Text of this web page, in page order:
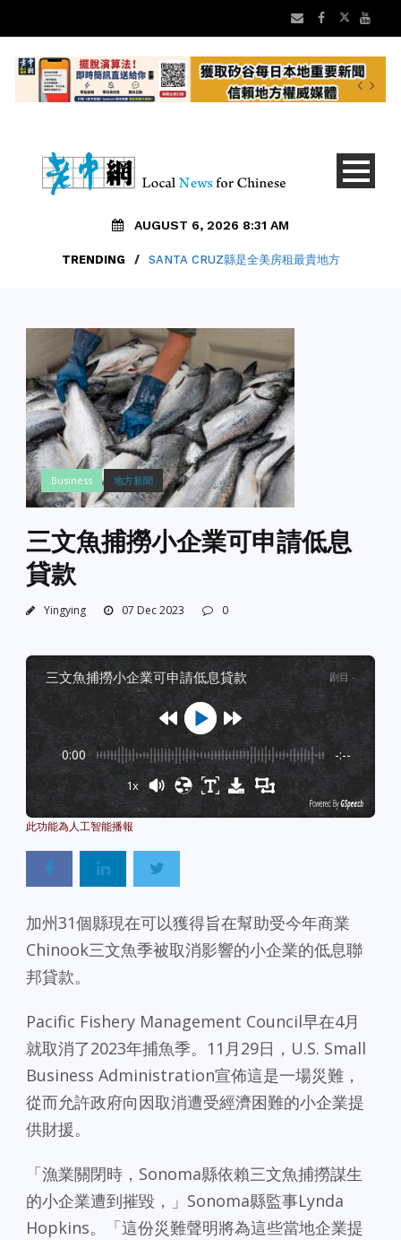
AUGUST 6, 2026 8:31 AM
TRENDING / SANTA CRUZ縣是全美房租最貴地方
Business 地方新聞
三文魚捕撈小企業可申請低息
貸款
Yingying 07 Dec 2023 0
三文魚捕撈小企業可申請低息貸款 剧目 :-
0:00 -:--
1x
Powered By GSpeech
加州31個縣現在可以獲得旨在幫助受今年商業
Chinook三文魚季被取消影響的小企業的低息聯
邦貸款。
Pacific Fishery Management Council早在4月
就取消了2023年捕魚季。11月29日，U.S. Small
Business Administration宣佈這是一場災難，
從而允許政府向因取消遭受經濟困難的小企業提
供財援。
「漁業關閉時，Sonoma縣依賴三文魚捕撈謀生
的小企業遭到摧毀，」Sonoma縣監事Lynda
Hopkins。「這份災難聲明將為這些當地企業提